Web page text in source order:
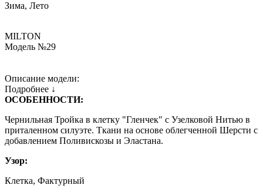
Зима, Лето
MILTON
Модель №29
Описание модели:
Подробнее ↓
ОСОБЕННОСТИ:
Чернильная Тройка в клетку "Гленчек" с Узелковой Нитью в
приталенном силуэте. Ткани на основе облегченной Шерсти с
добавлением Поливискозы и Эластана.
Узор:
Клетка, Фактурный